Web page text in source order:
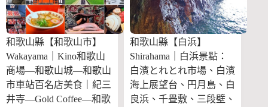
和歌山縣【和歌山市】
Wakayama｜Kino和歌山
商場—和歌山城—和歌山
市車站百名店美食｜紀三
井寺—Gold Coffee—和歌
和歌山縣【白浜】
Shirahama｜白浜景點：
白濱とれとれ市場、白濱
海上展望台、円月島、白
良浜、千畳敷、三段壁、